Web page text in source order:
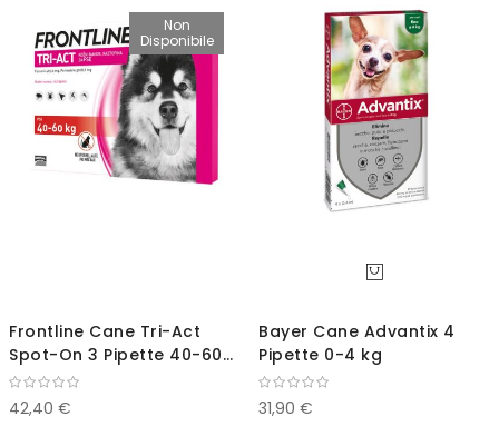
Non
Disponibile
Frontline Cane Tri-Act
Spot-On 3 Pipette 40-60
kg
42,40 €
Bayer Cane Advantix 4
Pipette 0-4 kg
31,90 €